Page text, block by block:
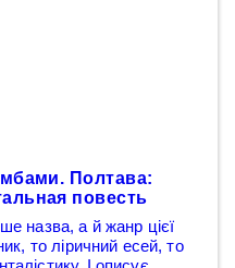
Полтава:
повесть
назва, а й жанр цієї
то ліричний есей, то